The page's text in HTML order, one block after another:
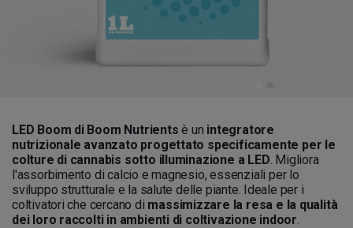
LED Boom di Boom Nutrients è un integratore
nutrizionale avanzato progettato specificamente per le
colture di cannabis sotto illuminazione a LED. Migliora
l'assorbimento di calcio e magnesio, essenziali per lo
sviluppo strutturale e la salute delle piante. Ideale per i
coltivatori che cercano di massimizzare la resa e la qualità
dei loro raccolti in ambienti di coltivazione indoor.